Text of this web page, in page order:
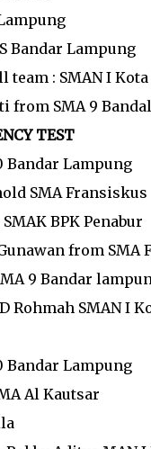
Bandar Lampung
: SMAN I Kota
from SMA 9
TEST
Bandar Lampung
SMA Fransiskus
BPK Penabur
from SMA
9 Bandar
Rohmah SMAN I
Bandar Lampung
Al Kautsar